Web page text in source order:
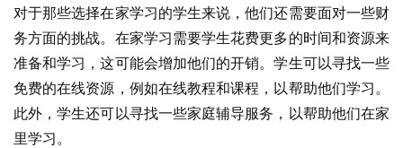
对于那些选择在家学习的学生来说，他们还需要面对一些财
务方面的挑战。在家学习需要学生花费更多的时间和资源来
准备和学习，这可能会增加他们的开销。学生可以寻找一些
免费的在线资源，例如在线教程和课程，以帮助他们学习。
此外，学生还可以寻找一些家庭辅导服务，以帮助他们在家
里学习。